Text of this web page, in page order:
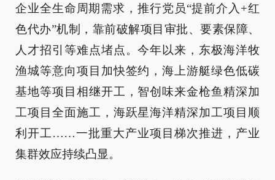
企业全生命周期需求，推行党员“提前介入+红
色代办”机制，靠前破解项目审批、要素保障、
人才招引等难点堵点。今年以来，东极海洋牧
渔城等意向项目加快签约，海上游艇绿色低碳
基地等项目相继开工，智创味来金枪鱼精深加
工项目全面施工，海跃星海洋精深加工项目顺
利开工……一批重大产业项目梯次推进，产业
集群效应持续凸显。